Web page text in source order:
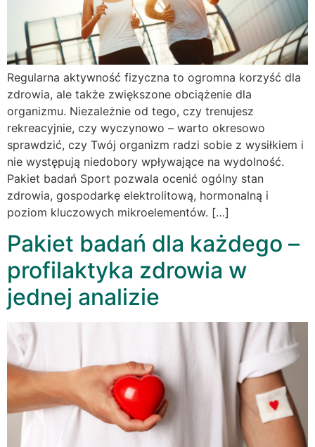
Regularna aktywność fizyczna to ogromna korzyść dla
zdrowia, ale także zwiększone obciążenie dla
organizmu. Niezależnie od tego, czy trenujesz
rekreacyjnie, czy wyczynowo – warto okresowo
sprawdzić, czy Twój organizm radzi sobie z wysiłkiem i
nie występują niedobory wpływające na wydolność.
Pakiet badań Sport pozwala ocenić ogólny stan
zdrowia, gospodarkę elektrolitową, hormonalną i
poziom kluczowych mikroelementów. […]
Pakiet badań dla każdego –
profilaktyka zdrowia w
jednej analizie